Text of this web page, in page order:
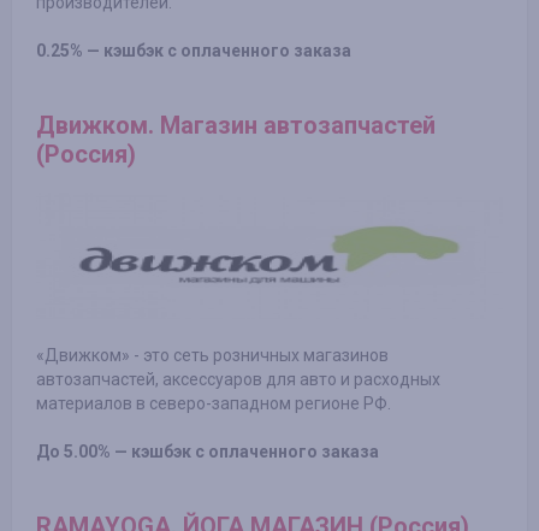
0.25% — кэшбэк с оплаченного заказа
Движком. Магазин автозапчастей
(Россия)
«Движком» - это сеть розничных магазинов
автозапчастей, аксессуаров для авто и расходных
материалов в северо-западном регионе РФ.
До 5.00% — кэшбэк с оплаченного заказа